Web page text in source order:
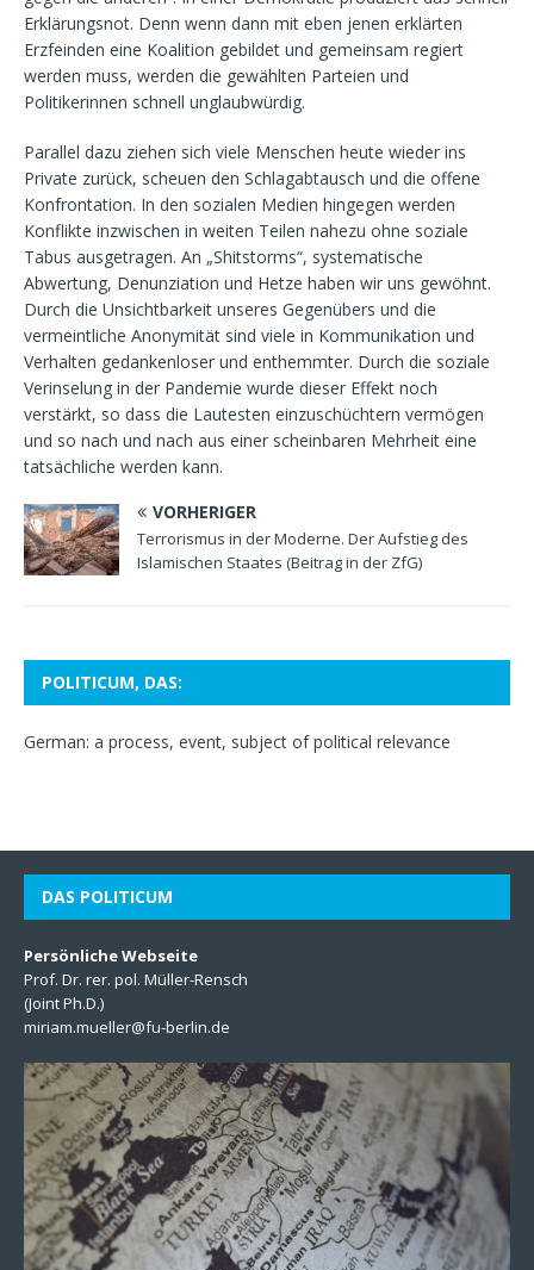
Erklärungsnot. Denn wenn dann mit eben jenen erklärten
Erzfeinden eine Koalition gebildet und gemeinsam regiert
werden muss, werden die gewählten Parteien und
Politikerinnen schnell unglaubwürdig.
Parallel dazu ziehen sich viele Menschen heute wieder ins
Private zurück, scheuen den Schlagabtausch und die offene
Konfrontation. In den sozialen Medien hingegen werden
Konflikte inzwischen in weiten Teilen nahezu ohne soziale
Tabus ausgetragen. An „Shitstorms“, systematische
Abwertung, Denunziation und Hetze haben wir uns gewöhnt.
Durch die Unsichtbarkeit unseres Gegenübers und die
vermeintliche Anonymität sind viele in Kommunikation und
Verhalten gedankenloser und enthemmter. Durch die soziale
Verinselung in der Pandemie wurde dieser Effekt noch
verstärkt, so dass die Lautesten einzuschüchtern vermögen
und so nach und nach aus einer scheinbaren Mehrheit eine
tatsächliche werden kann.
VORHERIGER
Terrorismus in der Moderne. Der Aufstieg des
Islamischen Staates (Beitrag in der ZfG)
POLITICUM, DAS:
German: a process, event, subject of political relevance
DAS POLITICUM
Persönliche Webseite
Prof. Dr. rer. pol. Müller-Rensch
(Joint Ph.D.)
miriam.mueller@fu-berlin.de